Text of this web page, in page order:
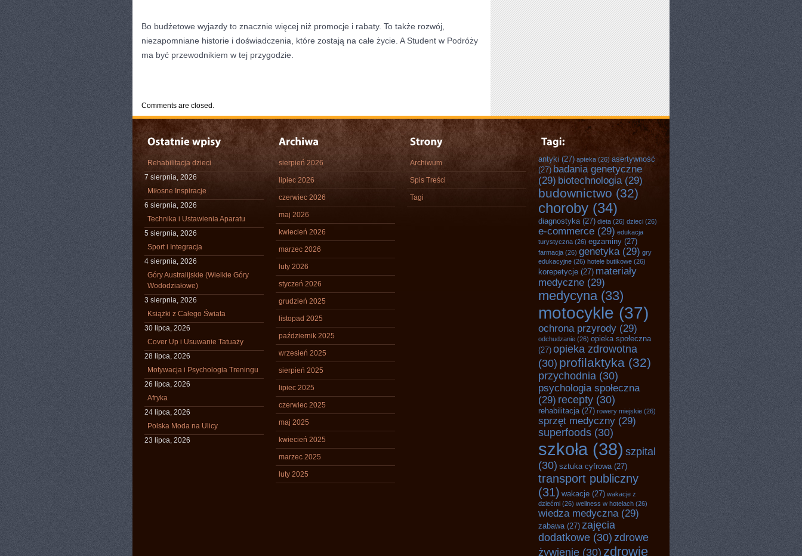
Bo budżetowe wyjazdy to znacznie więcej niż promocje i rabaty. To także rozwój,
niezapomniane historie i doświadczenia, które zostają na całe życie. A Student w Podróży
ma być przewodnikiem w tej przygodzie.
Comments are closed.
Rehabilitacja dzieci
7 sierpnia, 2026
Miłosne Inspiracje
6 sierpnia, 2026
Technika i Ustawienia Aparatu
5 sierpnia, 2026
Sport i Integracja
4 sierpnia, 2026
Góry Australijskie (Wielkie Góry
Wododziałowe)
3 sierpnia, 2026
Książki z Całego Świata
30 lipca, 2026
Cover Up i Usuwanie Tatuaży
28 lipca, 2026
Motywacja i Psychologia Treningu
26 lipca, 2026
Afryka
24 lipca, 2026
Polska Moda na Ulicy
23 lipca, 2026
sierpień 2026
lipiec 2026
czerwiec 2026
maj 2026
kwiecień 2026
marzec 2026
luty 2026
styczeń 2026
grudzień 2025
listopad 2025
październik 2025
wrzesień 2025
sierpień 2025
lipiec 2025
czerwiec 2025
maj 2025
kwiecień 2025
marzec 2025
luty 2025
Archiwum
Spis Treści
Tagi
antyki (27) apteka (26) asertywność
(27) badania genetyczne
(29) biotechnologia (29)
budownictwo (32)
choroby (34)
diagnostyka (27) dieta (26) dzieci (26)
e-commerce (29) edukacja
turystyczna (26) egzaminy (27)
farmacja (26) genetyka (29) gry
edukacyjne (26) hotele butikowe (26)
korepetycje (27) materiały
medyczne (29)
medycyna (33)
motocykle (37)
ochrona przyrody (29)
odchudzanie (26) opieka społeczna
(27) opieka zdrowotna
(30) profilaktyka (32)
przychodnia (30)
psychologia społeczna
(29) recepty (30)
rehabilitacja (27) rowery miejskie (26)
sprzęt medyczny (29)
superfoods (30)
szkoła (38) szpital
(30) sztuka cyfrowa (27)
transport publiczny
(31) wakacje (27) wakacje z
dziećmi (26) wellness w hotelach (26)
wiedza medyczna (29)
zabawa (27) zajęcia
dodatkowe (30) zdrowe
żywienie (30) zdrowie